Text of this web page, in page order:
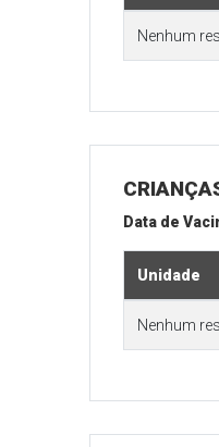
Nenhum
Data de
Unidade
Nenhum